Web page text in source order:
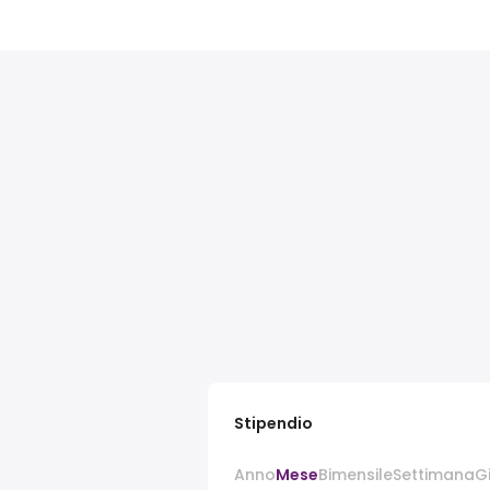
Stipendio
AnnoMeseBimensileSettimana